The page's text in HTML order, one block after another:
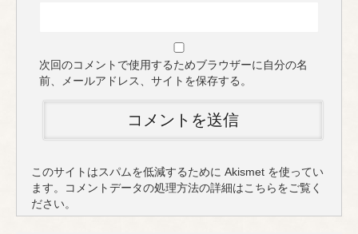
次回のコメントで使用するためブラウザーに自分の名
前、メールアドレス、サイトを保存する。
このサイトはスパムを低減するために Akismet を使ってい
ます。
コメントデータの処理方法の詳細はこちらをご覧く
ださい。